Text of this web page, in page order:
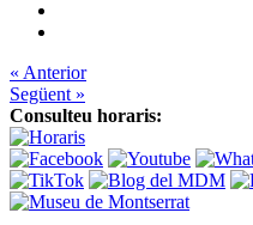
« Anterior
Següent »
Consulteu horaris: